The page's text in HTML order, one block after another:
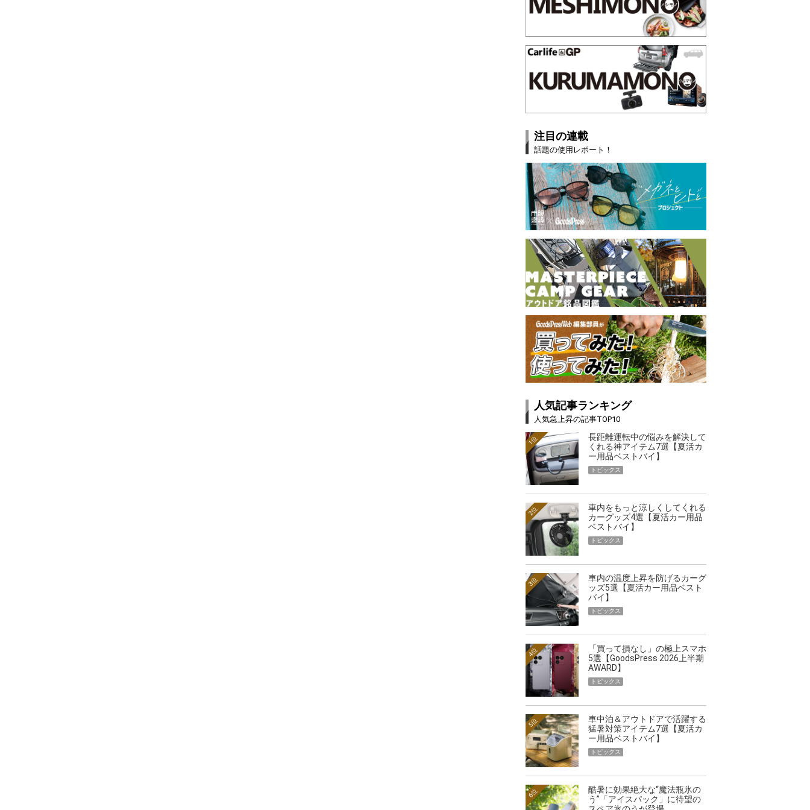
注目の連載
話題の使用レポート！
人気記事ランキング
人気急上昇の記事TOP10
長距離運転中の悩みを解決して
くれる神アイテム7選【夏活カ
ー用品ベストバイ】
1位
トピックス
車内をもっと涼しくしてくれる
カーグッズ4選【夏活カー用品
ベストバイ】
2位
トピックス
車内の温度上昇を防げるカーグ
ッズ5選【夏活カー用品ベスト
バイ】
3位
トピックス
「買って損なし」の極上スマホ
5選【GoodsPress 2026上半期
AWARD】
4位
トピックス
車中泊＆アウトドアで活躍する
猛暑対策アイテム7選【夏活カ
ー用品ベストバイ】
5位
トピックス
酷暑に効果絶大な“魔法瓶氷の
う”「アイスパック」に待望の
6位